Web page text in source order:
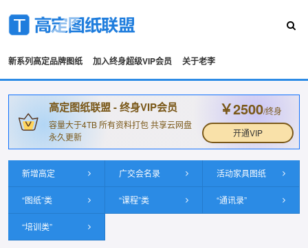
新系列高定品牌图纸 加入终身超级VIP会员 关于老李
高定图纸联盟 - 终身VIP会员
容量大于4TB 所有资料打包 共享云网盘
永久更新
￥2500/终身
开通VIP
新增高定 广交会名录 活动家具图纸
“图纸”类 “课程”类 “通讯录”
“培训类”